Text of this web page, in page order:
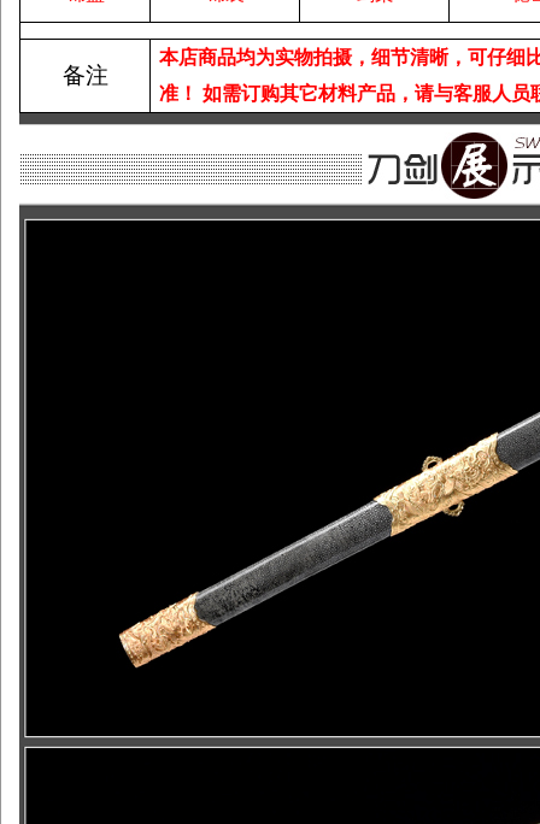
备注
本店商品均为实物拍摄，细节清晰，可仔细
准！ 如需订购其它材料产品，请与客服人员